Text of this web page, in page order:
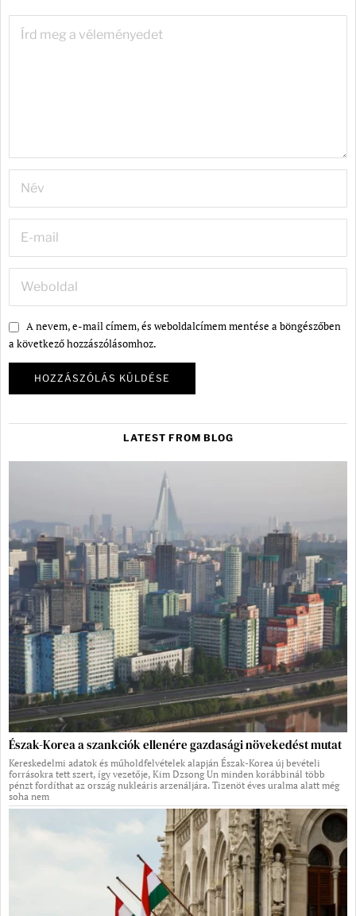
A nevem, e-mail címem, és weboldalcímem mentése a böngészőben
a következő hozzászólásomhoz.
LATEST FROM BLOG
Észak-Korea a szankciók ellenére gazdasági növekedést mutat
Kereskedelmi adatok és műholdfelvételek alapján Észak-Korea új bevételi
forrásokra tett szert, így vezetője, Kim Dzsong Un minden korábbinál több
pénzt fordíthat az ország nukleáris arzenáljára. Tizenöt éves uralma alatt még
soha nem